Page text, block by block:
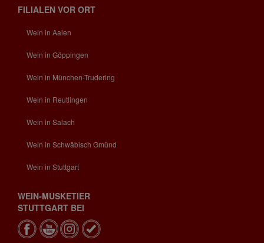
FILIALEN VOR ORT
Wein in Aalen
Wein in Göppingen
Wein in München-Trudering
Wein in Reutlingen
Wein in Salach
Wein in Schwäbisch Gmünd
Wein in Stuttgart
WEIN-MUSKETIER
STUTTGART BEI